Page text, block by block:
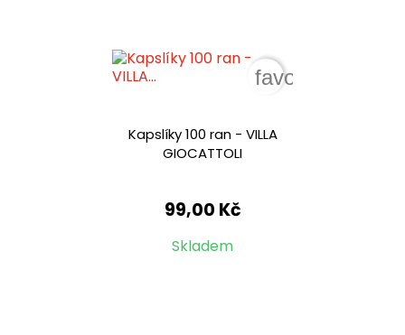
Kapslíky 100 ran - VILLA
GIOCATTOLI
99,00 Kč
Skladem
favorite_border